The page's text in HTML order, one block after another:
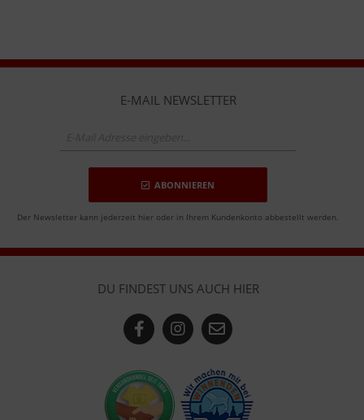
E-MAIL NEWSLETTER
ABONNIEREN
Der Newsletter kann jederzeit hier oder in Ihrem Kundenkonto abbestellt werden.
DU FINDEST UNS AUCH HIER